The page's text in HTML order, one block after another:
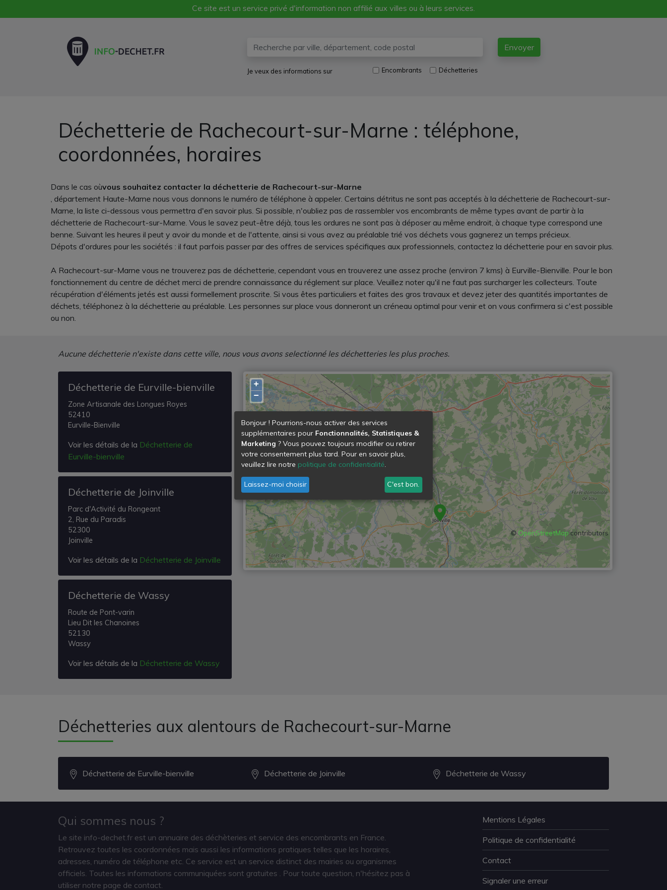
Ce site est un service privé d'information non affilié aux villes ou à leurs services.
Envoyer
Je veux des informations sur Encombrants Déchetteries
Déchetterie de Rachecourt-sur-Marne : téléphone,
coordonnées, horaires
Dans le cas oùvous souhaitez contacter la déchetterie de Rachecourt-sur-Marne
, département Haute-Marne nous vous donnons le numéro de téléphone à appeler. Certains détritus ne sont pas acceptés à la déchetterie de Rachecourt-sur-
Marne, la liste ci-dessous vous permettra d'en savoir plus. Si possible, n'oubliez pas de rassembler vos encombrants de même types avant de partir à la
déchetterie de Rachecourt-sur-Marne. Vous le savez peut-être déjà, tous les ordures ne sont pas à déposer au même endroit, à chaque type correspond une
benne. Suivant les heures il peut y avoir du monde et de l'attente, ainsi si vous avez au préalable trié vos déchets vous gagnerez un temps précieux.
Dépots d'ordures pour les sociétés : il faut parfois passer par des offres de services spécifiques aux professionnels, contactez la déchetterie pour en savoir plus.
A Rachecourt-sur-Marne vous ne trouverez pas de déchetterie, cependant vous en trouverez une assez proche (environ 7 kms) à Eurville-Bienville. Pour le bon
fonctionnement du centre de déchet merci de prendre connaissance du réglement sur place. Veuillez noter qu'il ne faut pas surcharger les collecteurs. Toute
récupération d'éléments jetés est aussi formellement proscrite. Si vous êtes particuliers et faites des gros travaux et devez jeter des quantités importantes de
déchets, téléphonez à la déchetterie au préalable. Les personnes sur place vous donneront un créneau optimal pour venir et on vous confirmera si c'est possible
ou non.
Aucune déchetterie n'existe dans cette ville, nous vous avons selectionné les déchetteries les plus proches.
Déchetterie de Eurville-bienville
Zone Artisanale des Longues Royes
52410
Eurville-Bienville
Voir les détails de la Déchetterie de
Eurville-bienville
Déchetterie de Joinville
Parc d'Activité du Rongeant
2, Rue du Paradis
52300
Joinville
Voir les détails de la Déchetterie de Joinville
Déchetterie de Wassy
Route de Pont-varin
Lieu Dit les Chanoines
52130
Wassy
Voir les détails de la Déchetterie de Wassy
+
−
©OpenStreetMapcontributors
Déchetteries aux alentours de Rachecourt-sur-Marne
Déchetterie de Eurville-bienville Déchetterie de Joinville Déchetterie de Wassy
Qui sommes nous ?
Le site info-dechet.fr est un annuaire des déchèteries et service des encombrants en France.
Retrouvez toutes les coordonnées mais aussi les informations pratiques telles que les horaires,
adresses, numéro de téléphone etc. Ce service est un service distinct des mairies ou organismes
officiels. Toutes les informations communiquées sont gratuites . Pour toute question, n'hésitez pas à
utiliser notre page de contact.
Mentions Légales
Politique de confidentialité
Contact
Signaler une erreur
Bonjour ! Pourrions-nous activer des services
supplémentaires pour Fonctionnalités, Statistiques &
Marketing ? Vous pouvez toujours modifier ou retirer
votre consentement plus tard. Pour en savoir plus,
veuillez lire notre politique de confidentialité.
Laissez-moi choisir C'est bon.